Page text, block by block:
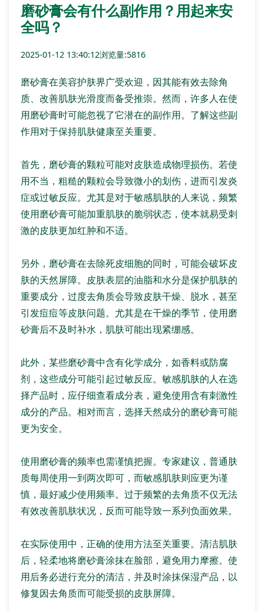
磨砂膏会有什么副作用？用起来安
全吗？
2025-01-12 13:40:12浏览量:5816
磨砂膏在美容护肤界广受欢迎，因其能有效去除角
质、改善肌肤光滑度而备受推崇。然而，许多人在使
用磨砂膏时可能忽视了它潜在的副作用。了解这些副
作用对于保持肌肤健康至关重要。
首先，磨砂膏的颗粒可能对皮肤造成物理损伤。若使
用不当，粗糙的颗粒会导致微小的划伤，进而引发炎
症或过敏反应。尤其是对于敏感肌肤的人来说，频繁
使用磨砂膏可能加重肌肤的脆弱状态，使本就易受刺
激的皮肤更加红肿和不适。
另外，磨砂膏在去除死皮细胞的同时，可能会破坏皮
肤的天然屏障。皮肤表层的油脂和水分是保护肌肤的
重要成分，过度去角质会导致皮肤干燥、脱水，甚至
引发痘痘等皮肤问题。尤其是在干燥的季节，使用磨
砂膏后不及时补水，肌肤可能出现紧绷感。
此外，某些磨砂膏中含有化学成分，如香料或防腐
剂，这些成分可能引起过敏反应。敏感肌肤的人在选
择产品时，应仔细查看成分表，避免使用含有刺激性
成分的产品。相对而言，选择天然成分的磨砂膏可能
更为安全。
使用磨砂膏的频率也需谨慎把握。专家建议，普通肤
质每周使用一到两次即可，而敏感肌肤则应更为谨
慎，最好减少使用频率。过于频繁的去角质不仅无法
有效改善肌肤状况，反而可能导致一系列负面效果。
在实际使用中，正确的使用方法至关重要。清洁肌肤
后，轻柔地将磨砂膏涂抹在脸部，避免用力摩擦。使
用后务必进行充分的清洁，并及时涂抹保湿产品，以
修复因去角质而可能受损的皮肤屏障。